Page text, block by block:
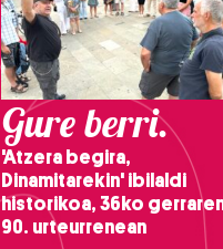
Gure berri.
'Atzera begira,
Dinamitarekin' ibilaldi
historikoa, 36ko
90. urteurrenean